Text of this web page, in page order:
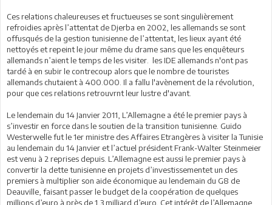
Ces relations chaleureuses et fructueuses se sont singulièrement
refroidies après l’attentat de Djerba en 2002, les allemands se sont
offusqués de la gestion tunisienne de l’attentat, les lieux ayant été
nettoyés et repeint le jour même du drame sans que les enquêteurs
allemands n’aient le temps de les visiter. les IDE allemands n'ont pas
tardé à en subir le contrecoup alors que le nombre de touristes
allemands chutaient à 400.000. Il a fallu l'avènement de la révolution,
pour que ces relations retrouvrnt leur lustre d'avant.
Le lendemain du 14 Janvier 2011, L’Allemagne a été le premier pays à
s’investir en force dans le soutien de la transition tunisienne. Guido
Westerwelle fut le 1er ministre des Affaires Etrangères à visiter la Tunisie
au lendemain du 14 Janvier et l’actuel président Frank-Walter Steinmeier
est venu à 2 reprises depuis. L’Allemagne est aussi le premier pays à
convertir la dette tunisienne en projets d’investissementet un des
premiers à multiplier son aide économique au lendemain du G8 de
Deauville, faisant passer le budget de la coopération de quelques
millions d’euro à près de 1,3 milliard d’euro. Cet intérêt de l’Allemagne